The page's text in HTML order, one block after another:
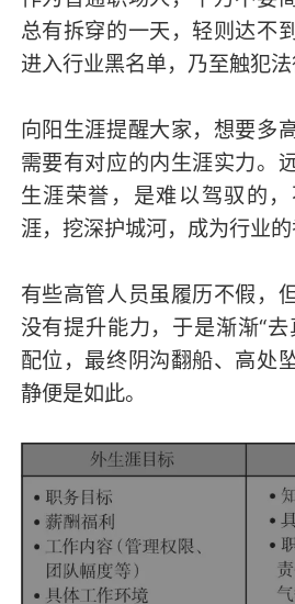
总有拆穿的一天，轻则达不
进入行业黑名单，乃至触犯法
向阳生涯提醒大家，想要多
需要有对应的内生涯实力。
生涯荣誉，是难以驾驭的
涯，挖深护城河，成为行业的
有些高管人员虽履历不假，
没有提升能力，于是渐渐“
配位，最终阴沟翻船、高处
静便是如此。